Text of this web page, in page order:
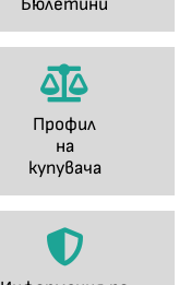
Бюлетини
Профил
на
купувача